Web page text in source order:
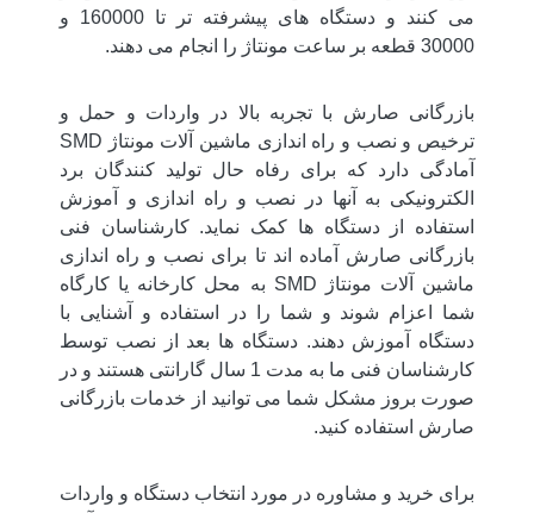
می کنند و دستگاه های پیشرفته تر تا 160000 و
30000 قطعه بر ساعت مونتاژ را انجام می دهند.
بازرگانی صارش با تجربه بالا در واردات و حمل و
ترخیص و نصب و راه اندازی ماشین آلات مونتاژ SMD
آمادگی دارد که برای رفاه حال تولید کنندگان برد
الکترونیکی به آنها در نصب و راه اندازی و آموزش
استفاده از دستگاه ها کمک نماید. کارشناسان فنی
بازرگانی صارش آماده اند تا برای نصب و راه اندازی
ماشین آلات مونتاژ SMD به محل کارخانه یا کارگاه
شما اعزام شوند و شما را در استفاده و آشنایی با
دستگاه آموزش دهند. دستگاه ها بعد از نصب توسط
کارشناسان فنی ما به مدت 1 سال گارانتی هستند و در
صورت بروز مشکل شما می توانید از خدمات بازرگانی
صارش استفاده کنید.
برای خرید و مشاوره در مورد انتخاب دستگاه و واردات